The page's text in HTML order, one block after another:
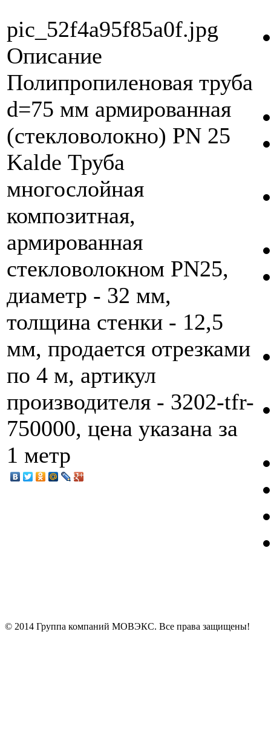
pic_52f4a95f85a0f.jpg
Описание
Полипропиленовая труба
d=75 мм армированная
(стекловолокно) PN 25
Kalde Труба
многослойная
композитная,
армированная
стекловолокном PN25,
диаметр - 32 мм,
толщина стенки - 12,5
мм, продается отрезками
по 4 м, артикул
производителя - 3202-tfr-
750000, цена указана за
1 метр
© 2014 Группа компаний МОВЭКС. Все права защищены!